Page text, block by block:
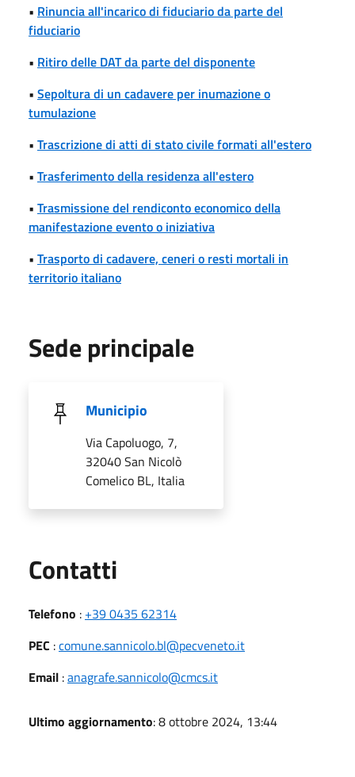
• Rinuncia all'incarico di fiduciario da parte del
fiduciario
• Ritiro delle DAT da parte del disponente
• Sepoltura di un cadavere per inumazione o
tumulazione
• Trascrizione di atti di stato civile formati all'estero
• Trasferimento della residenza all'estero
• Trasmissione del rendiconto economico della
manifestazione evento o iniziativa
• Trasporto di cadavere, ceneri o resti mortali in
territorio italiano
Sede principale
Municipio
Via Capoluogo, 7,
32040 San Nicolò
Comelico BL, Italia
Contatti
Telefono : +39 0435 62314
PEC :comune.sannicolo.bl@pecveneto.it
Email :anagrafe.sannicolo@cmcs.it
Ultimo aggiornamento: 8 ottobre 2024, 13:44